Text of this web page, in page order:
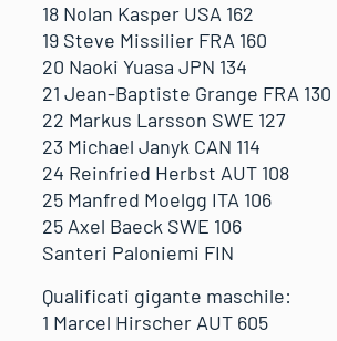
18 Nolan Kasper USA 162
19 Steve Missilier FRA 160
20 Naoki Yuasa JPN 134
21 Jean-Baptiste Grange FRA 130
22 Markus Larsson SWE 127
23 Michael Janyk CAN 114
24 Reinfried Herbst AUT 108
25 Manfred Moelgg ITA 106
25 Axel Baeck SWE 106
Santeri Paloniemi FIN
Qualificati gigante maschile:
1 Marcel Hirscher AUT 605